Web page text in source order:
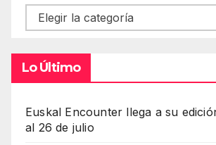
Contenidos
Lo Último
Euskal Encounter llega a su
al 26 de julio